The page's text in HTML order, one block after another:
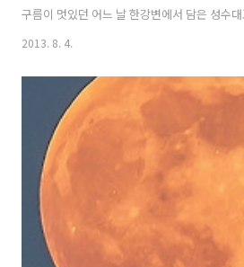
구름이 멋있던 어느 날 한강변에서 담은 성수
2013. 8. 4.